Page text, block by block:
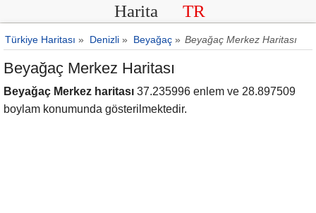
Harita TR
Türkiye Haritası » Denizli » Beyağaç » Beyağaç Merkez Haritası
Beyağaç Merkez Haritası
Beyağaç Merkez haritası 37.235996 enlem ve 28.897509
boylam konumunda gösterilmektedir.